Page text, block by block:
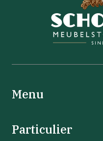
Menu
Particulier